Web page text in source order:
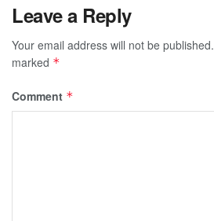
Leave a Reply
Your email address will not be published.
marked *
Comment *